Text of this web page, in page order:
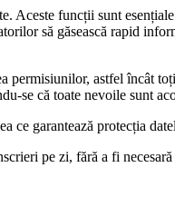
Aceste funcții sunt
să găsească rapid
permisiunilor, astfel încât
se că toate nevoile sunt
ce garantează protecția
pe zi, fără a fi